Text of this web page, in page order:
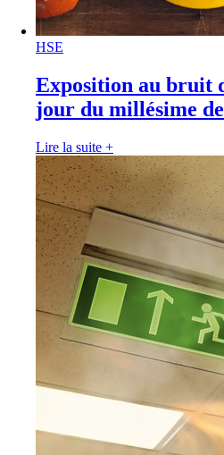
HSE
Exposition au bruit
jour du millésime
Lire la suite +